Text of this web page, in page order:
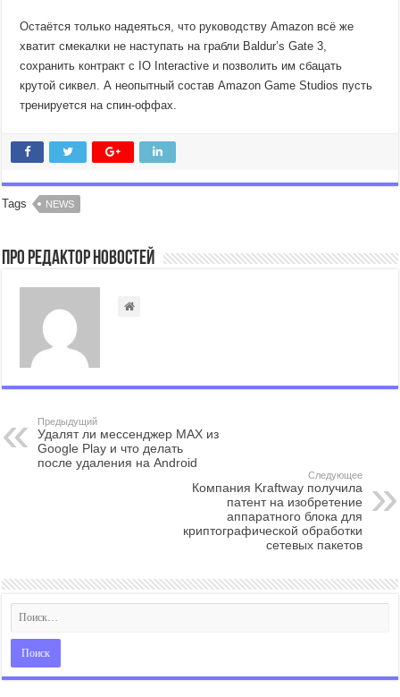
Остаётся только надеяться, что руководству Amazon всё же
хватит смекалки не наступать на грабли Baldur’s Gate 3,
сохранить контракт с IO Interactive и позволить им сбацать
крутой сиквел. А неопытный состав Amazon Game Studios пусть
тренируется на спин-оффах.
Tags NEWS
Про Редактор Новостей
Предыдущий
Удалят ли мессенджер MAX из
Google Play и что делать
после удаления на Android
Следующее
Компания Kraftway получила
патент на изобретение
аппаратного блока для
криптографической обработки
сетевых пакетов